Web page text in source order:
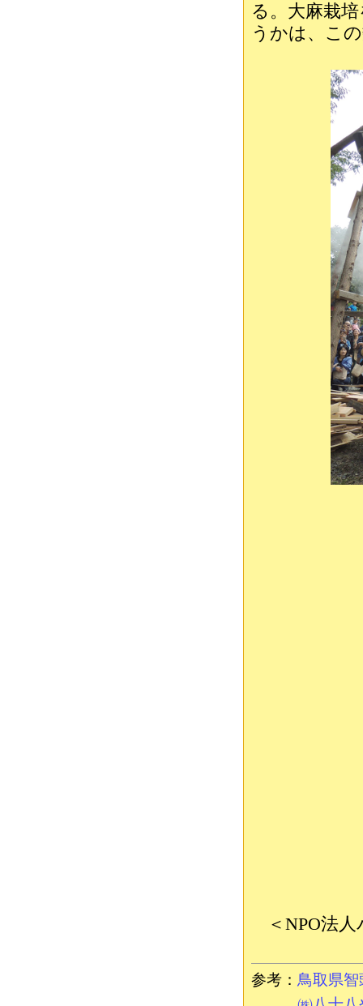
る。大麻栽
うかは、こ
＜NPO法
参考： 鳥取県智